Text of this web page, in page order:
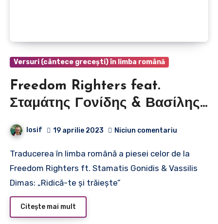
Versuri (cântece grecești) în limba română
Freedom Righters feat.
Σταμάτης Γονίδης & Βασίλης
Δήμας – Σήκω και Ζήσε |
Freedom Righters ft. Stamatis
Gonidis & Vassilis Dimas –
Ridică-te și trăiește
Iosif 19 aprilie 2023 Niciun comentariu
Traducerea în limba română a piesei celor de la
Freedom Righters ft. Stamatis Gonidis & Vassilis
Dimas: „Ridică-te și trăiește”
Citește mai mult